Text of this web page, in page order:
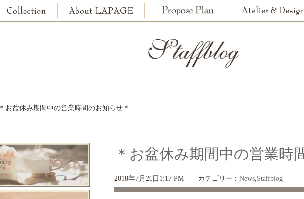
＊お盆休み期間中の営業時間のお知らせ＊
＊お盆休み期間中の営業時
2018年7月26日1:17 PM カテゴリー： News,Staffblog